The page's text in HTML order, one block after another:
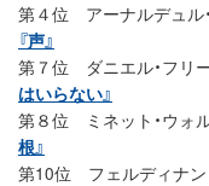
第４位 アーナルデュル
『声』
第７位 ダニエル・フリ
はいらない』
第８位 ミネット・ウォ
根』
第10位 フェルディナン